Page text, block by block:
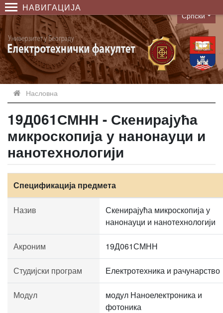
НАВИГАЦИЈА
Language
Српски
Насловна
19Д061СМНН - Скенирајућа
микроскопија у нанонауци и
нанотехнологији
Спецификација предмета
Назив
Скенирајућа микроскопија у
нанонауци и нанотехнологији
Акроним 19Д061СМНН
Студијски програм Електротехника и рачунарство
Модул
модул Наноелектроника и
фотоника